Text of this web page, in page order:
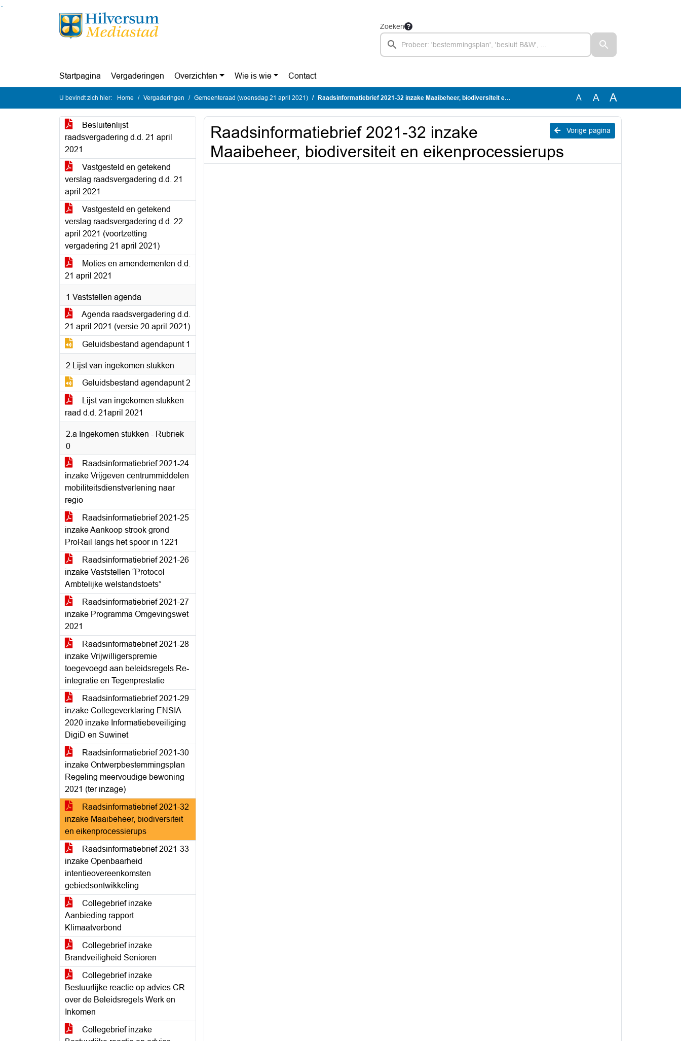
Ga naar de inhoud van deze pagina
Ga naar het zoeken
Ga naar het menu
Zoeken
Startpagina Vergaderingen Overzichten Wie is wie Contact
U bevindt zich hier: Home Vergaderingen Gemeenteraad (woensdag 21 april 2021) Raadsinformatiebrief 2021-32 inzake Maaibeheer, biodiversiteit en eikenprocessierups A A A
Besluitenlijst
raadsvergadering d.d. 21 april
2021
Vastgesteld en getekend
verslag raadsvergadering d.d. 21
april 2021
Vastgesteld en getekend
verslag raadsvergadering d.d. 22
april 2021 (voortzetting
vergadering 21 april 2021)
Moties en amendementen d.d.
21 april 2021
1 Vaststellen agenda
Agenda raadsvergadering d.d.
21 april 2021 (versie 20 april 2021)
Geluidsbestand agendapunt 1
2 Lijst van ingekomen stukken
Geluidsbestand agendapunt 2
Lijst van ingekomen stukken
raad d.d. 21april 2021
2.a Ingekomen stukken - Rubriek
0
Raadsinformatiebrief 2021-24
inzake Vrijgeven centrummiddelen
mobiliteitsdienstverlening naar
regio
Raadsinformatiebrief 2021-25
inzake Aankoop strook grond
ProRail langs het spoor in 1221
Raadsinformatiebrief 2021-26
inzake Vaststellen “Protocol
Ambtelijke welstandstoets”
Raadsinformatiebrief 2021-27
inzake Programma Omgevingswet
2021
Raadsinformatiebrief 2021-28
inzake Vrijwilligerspremie
toegevoegd aan beleidsregels Re-
integratie en Tegenprestatie
Raadsinformatiebrief 2021-29
inzake Collegeverklaring ENSIA
2020 inzake Informatiebeveiliging
DigiD en Suwinet
Raadsinformatiebrief 2021-30
inzake Ontwerpbestemmingsplan
Regeling meervoudige bewoning
2021 (ter inzage)
Raadsinformatiebrief 2021-32
inzake Maaibeheer, biodiversiteit
en eikenprocessierups
Raadsinformatiebrief 2021-33
inzake Openbaarheid
intentieovereenkomsten
gebiedsontwikkeling
Collegebrief inzake
Aanbieding rapport
Klimaatverbond
Collegebrief inzake
Brandveiligheid Senioren
Collegebrief inzake
Bestuurlijke reactie op advies CR
over de Beleidsregels Werk en
Inkomen
Collegebrief inzake
Vorige pagina
Raadsinformatiebrief 2021-32 inzake
Maaibeheer, biodiversiteit en eikenprocessierups